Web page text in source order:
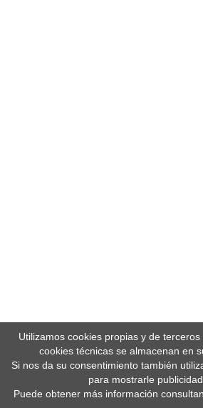
Utilizamos cookies propias y de
cookies técnicas se almacenan en
Si nos da su consentimiento también
para mostrarle
Puede obtener más información